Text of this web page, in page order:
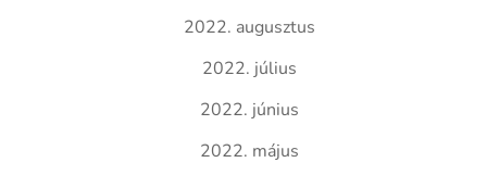
2022. augusztus
2022. július
2022. június
2022. május